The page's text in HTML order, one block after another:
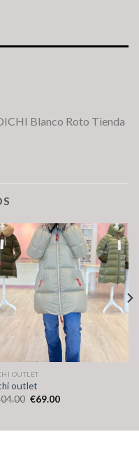
Blanco Roto Tienda
OUTLET
outlet
€69.00